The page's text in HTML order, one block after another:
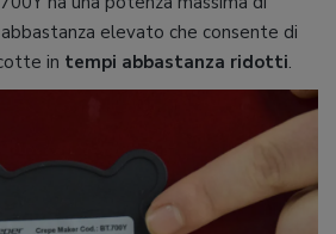
elevato che consente di
in tempi abbastanza ridotti.